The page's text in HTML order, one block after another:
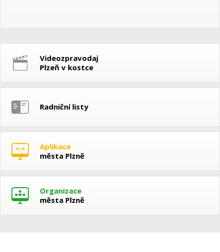
Videozpravodaj
Plzeň v kostce
Radniční listy
Aplikace
města Plzně
Organizace
města Plzně